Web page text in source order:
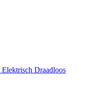
Draadloos